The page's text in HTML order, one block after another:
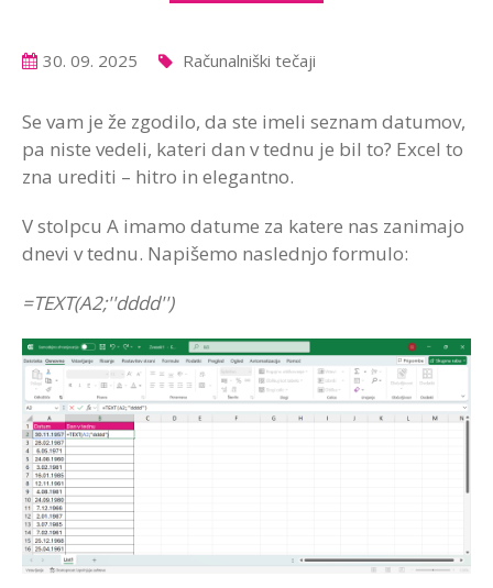
30. 09. 2025 Računalniški tečaji
Se vam je že zgodilo, da ste imeli seznam datumov,
pa niste vedeli, kateri dan v tednu je bil to? Excel to
zna urediti – hitro in elegantno.
V stolpcu A imamo datume za katere nas zanimajo
dnevi v tednu. Napišemo naslednjo formulo:
=TEXT(A2;''dddd'')